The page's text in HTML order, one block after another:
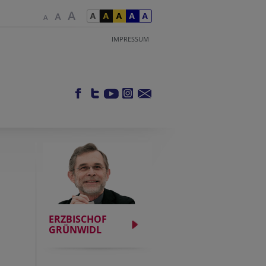
IMPRESSUM
ERZBISCHOF
GRÜNWIDL